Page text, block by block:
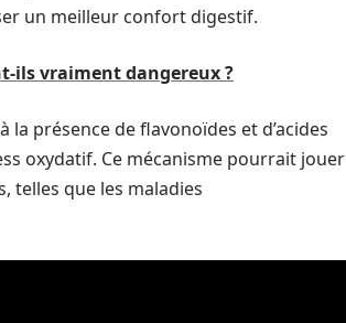
un meilleur confort digestif.
ils vraiment dangereux ?
présence de flavonoïdes et d’acides
oxydatif. Ce mécanisme pourrait jouer
telles que les maladies